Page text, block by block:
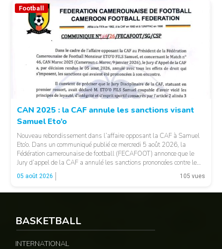
Football
CAN 2025 : la CAF annule les sanctions visant
Samuel Eto’o
Nouveau rebondissement dans l’affaire opposant la CAF à Samuel
Eto’o. Dans un communiqué publié ce mercredi 5 août 2026, la
Fédération camerounaise de football (FECAFOOT) annonce que le
Jury d’appel de la CAF a annulé les sanctions prononcées contre le
président de la fédération camerounaise. Le dossier concernait les
incidents survenus lors du match Cameroun-Maroc […]
05 août 2026 105 vues
BASKETBALL
INTERNATIONAL